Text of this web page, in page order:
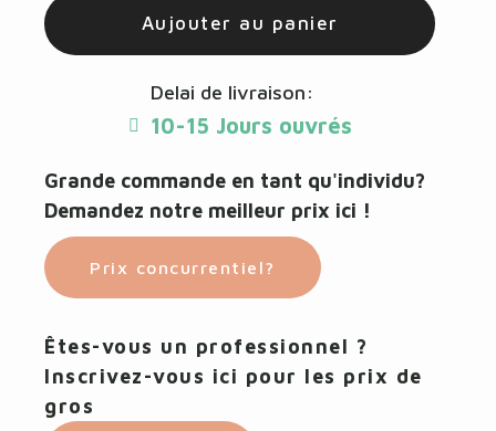
Aujouter au panier
Delai de livraison:
10-15 Jours ouvrés
Grande commande en tant qu'individu?
Demandez notre meilleur prix ici !
Prix concurrentiel?
Êtes-vous un professionnel ?
Inscrivez-vous ici pour les prix de
gros